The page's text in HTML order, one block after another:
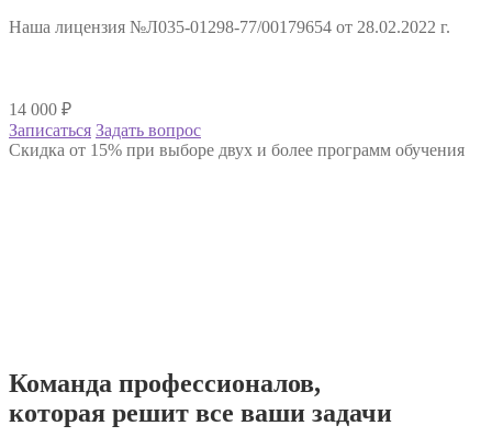
Наша лицензия №Л035-01298-77/00179654 от 28.02.2022 г.
14 000 ₽
Записаться Задать вопрос
Скидка от 15% при выборе двух и более программ обучения
Команда профессионалов,
которая решит все ваши задачи